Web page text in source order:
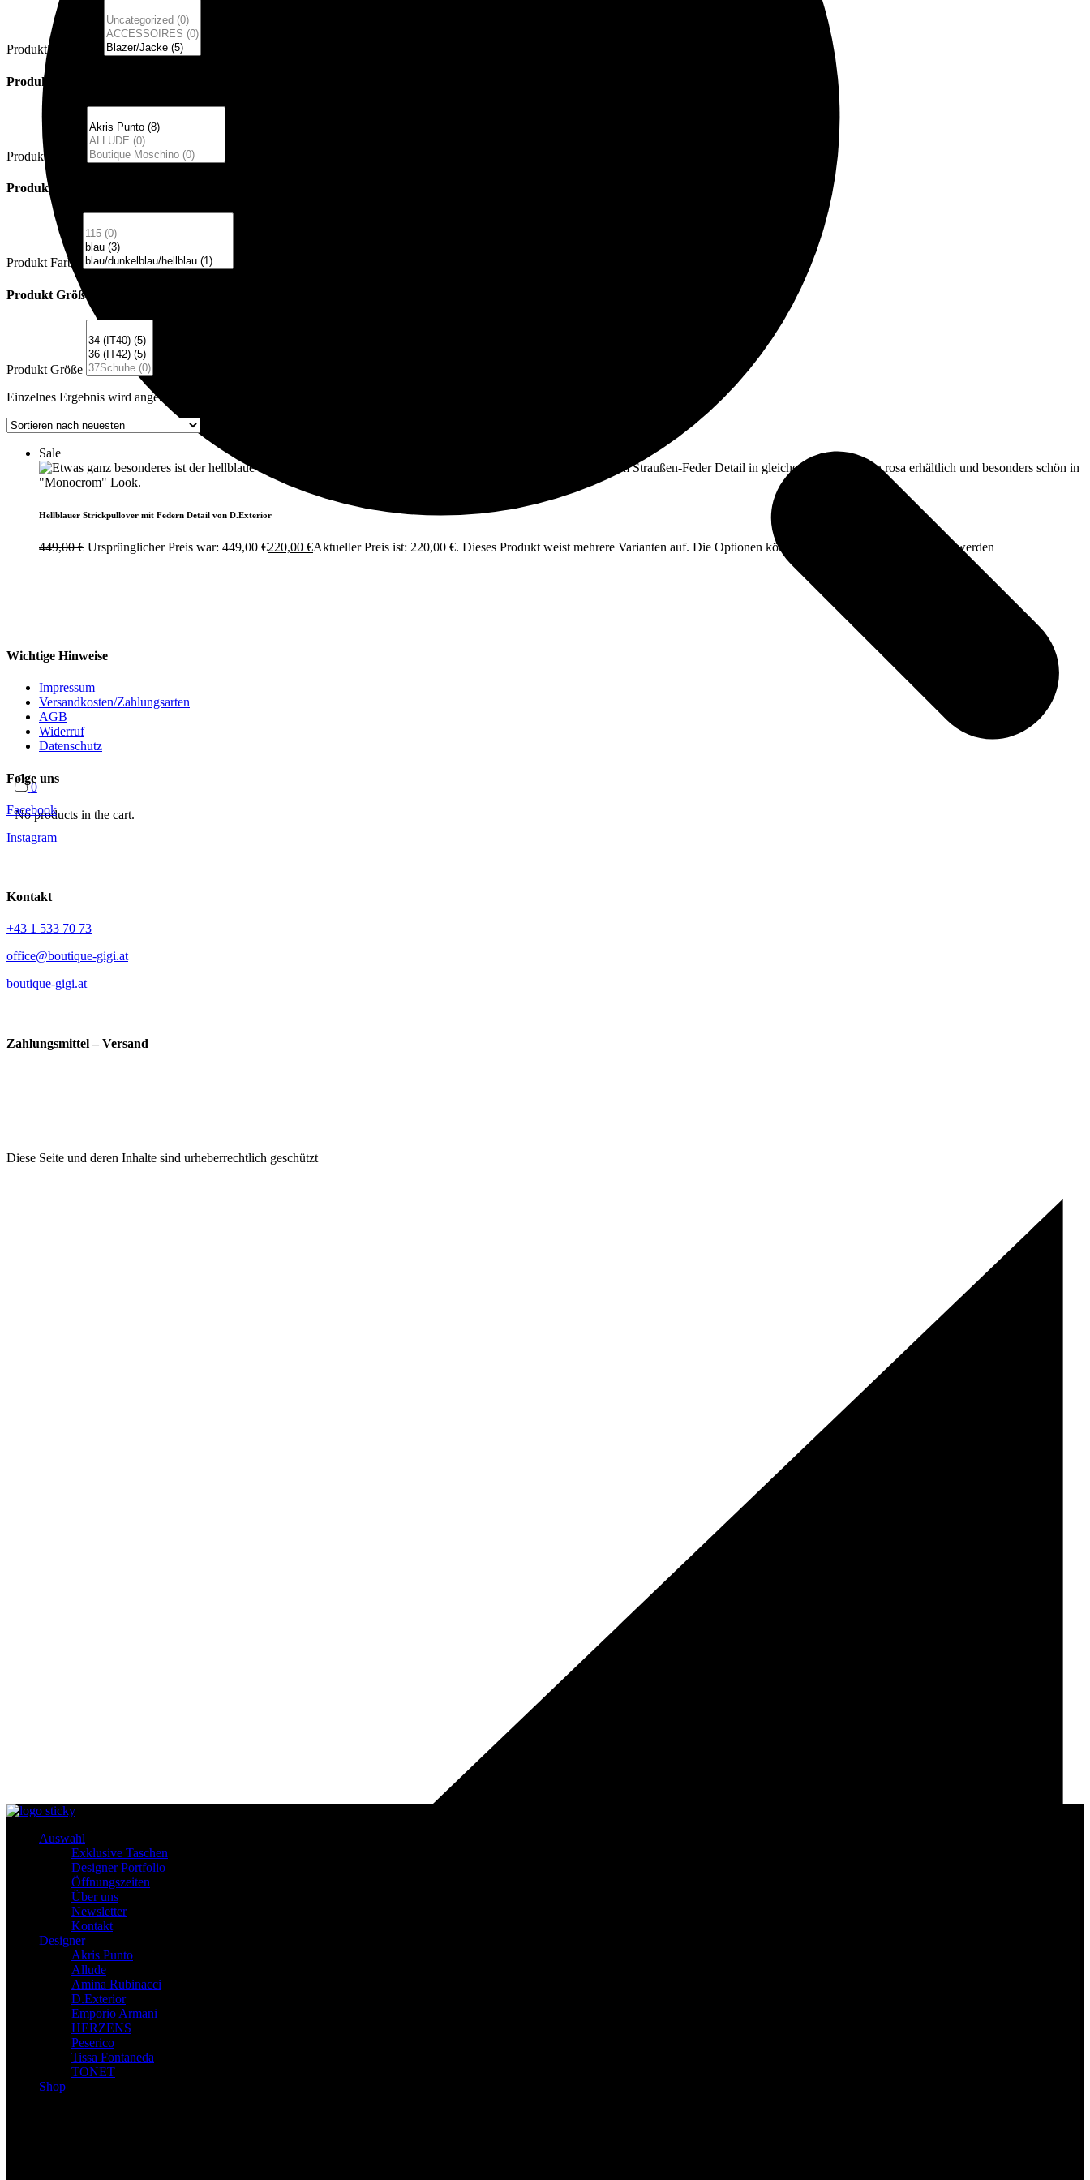
0
No products in the cart.
Auswahl
Exklusive Taschen
Designer Portfolio
Öffnungszeiten
Über uns
Newsletter
Kontakt
Designer
Akris Punto
Allude
Amina Rubinacci
D.Exterior
Emporio Armani
HERZENS
Peserico
Tissa Fontaneda
TONET
Shop
Produktkategorien
Produkt Marke
Produkt Marke
Produkt Farbe
Produkt Farbe
Produkt Größe
Produkt Größe
Einzelnes Ergebnis wird angezeigt
Sale
Hellblauer Strickpullover mit Federn Detail von D.Exterior
449,00€ Ursprünglicher Preis war: 449,00 €220,00 €Aktueller Preis ist: 220,00 €. Dieses Produkt weist mehrere Varianten auf. Die Optionen können auf der Produktseite gewählt werden
Wichtige Hinweise
Impressum
Versandkosten/Zahlungsarten
AGB
Widerruf
Datenschutz
Folge uns
Facebook
Instagram
Kontakt
+43 1 533 70 73
office@boutique-gigi.at
boutique-gigi.at
Zahlungsmittel – Versand
Diese Seite und deren Inhalte sind urheberrechtlich geschützt